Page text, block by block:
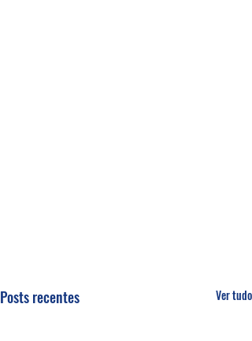
Posts recentes Ver tudo